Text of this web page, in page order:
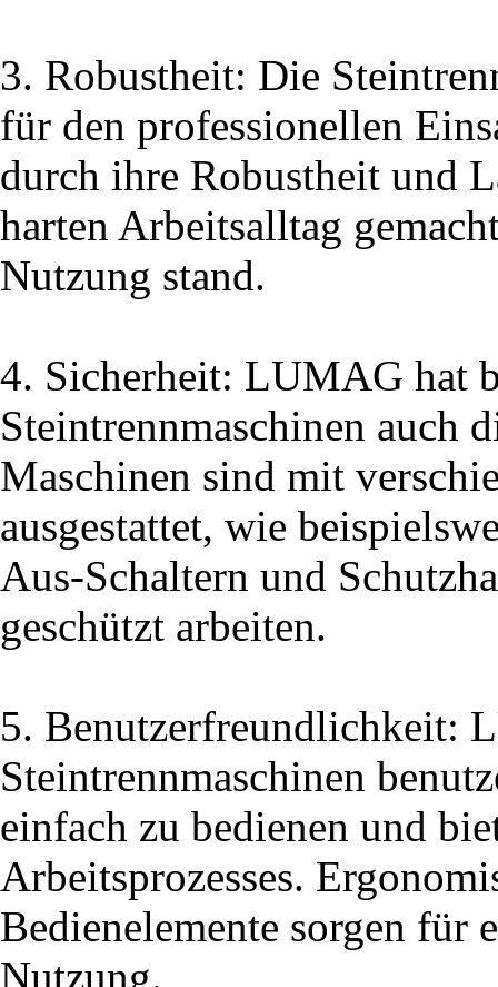
3. Robustheit: Die
für den professionellen
durch ihre Robustheit und
harten Arbeitsalltag
Nutzung stand.
4. Sicherheit: LUMAG hat
Steintrennmaschinen auch
Maschinen sind mit
ausgestattet, wie
Aus-Schaltern und
geschützt arbeiten.
5. Benutzerfreundlichkeit:
Steintrennmaschinen
einfach zu bedienen und
Arbeitsprozesses.
Bedienelemente sorgen für
Nutzung.